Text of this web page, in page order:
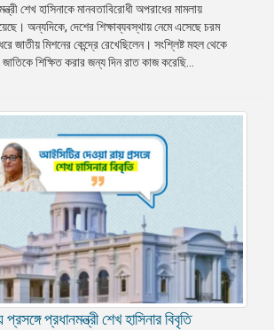
শেখ হাসিনাকে মানবতাবিরোধী অপরাধের মামলায়
অন্যদিকে, দেশের শিক্ষাব্যবস্থায় নেমে এসেছে চরম
জাতীয় মিশনের কেন্দ্রে রেখেছিলেন। সংশ্লিষ্ট মহল থেকে
শিক্ষিত করার জন্য দিন রাত কাজ করেছি...
প্রধানমন্ত্রী শেখ হাসিনার বিবৃতি